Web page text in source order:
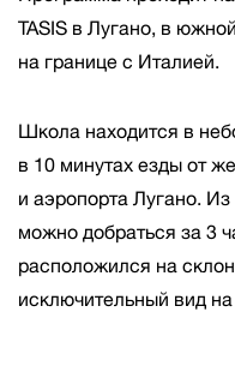
TASIS в Лугано, в
на границе с Италией.
Школа находится в
в 10 минутах езды от
и аэропорта Лугано.
можно добраться за 3
расположился на
исключительный вид